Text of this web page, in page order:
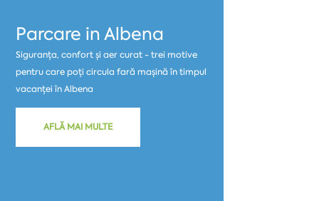
Parcare in Albena
Siguranța, confort și aer curat - trei motive
pentru care poți circula fară mașină în timpul
vacanței în Albena
AFLĂ MAI MULTE